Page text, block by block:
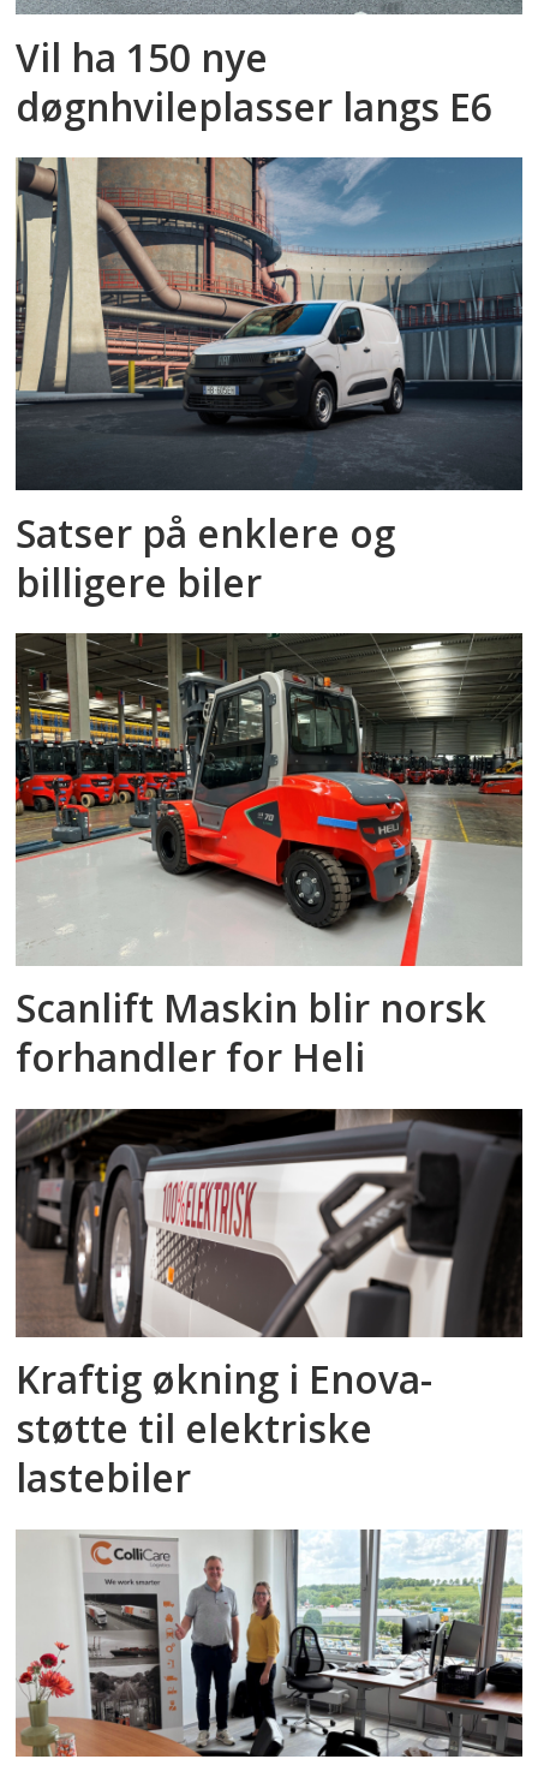
Vil ha 150 nye
døgnhvileplasser langs E6
Satser på enklere og
billigere biler
Scanlift Maskin blir norsk
forhandler for Heli
Kraftig økning i Enova-
støtte til elektriske
lastebiler